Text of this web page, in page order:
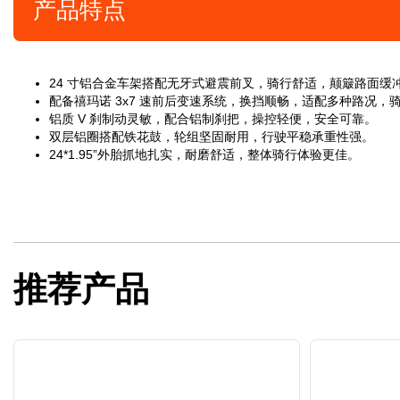
产品特点
24 寸铝合金车架搭配无牙式避震前叉，骑行舒适，颠簸路面缓
配备禧玛诺 3x7 速前后变速系统，换挡顺畅，适配多种路况，骑
铝质 V 刹制动灵敏，配合铝制刹把，操控轻便，安全可靠。
双层铝圈搭配铁花鼓，轮组坚固耐用，行驶平稳承重性强。
24*1.95”外胎抓地扎实，耐磨舒适，整体骑行体验更佳。
推荐产品